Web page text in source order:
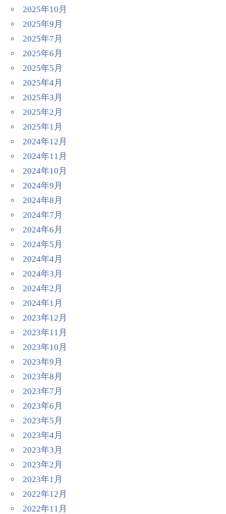
2025年10月
2025年9月
2025年7月
2025年6月
2025年5月
2025年4月
2025年3月
2025年2月
2025年1月
2024年12月
2024年11月
2024年10月
2024年9月
2024年8月
2024年7月
2024年6月
2024年5月
2024年4月
2024年3月
2024年2月
2024年1月
2023年12月
2023年11月
2023年10月
2023年9月
2023年8月
2023年7月
2023年6月
2023年5月
2023年4月
2023年3月
2023年2月
2023年1月
2022年12月
2022年11月